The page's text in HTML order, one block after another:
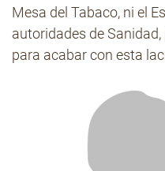
Mesa del Tabaco, ni el
autoridades de
para acabar con esta